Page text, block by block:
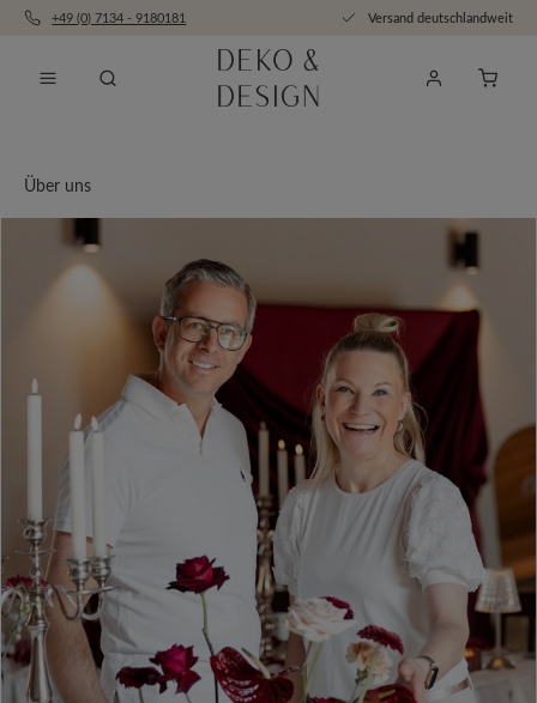
Zum Hauptinhalt springen
+49 (0) 7134 - 9180181 Versand deutschlandweit
Über uns